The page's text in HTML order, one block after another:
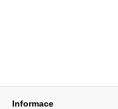
Informace